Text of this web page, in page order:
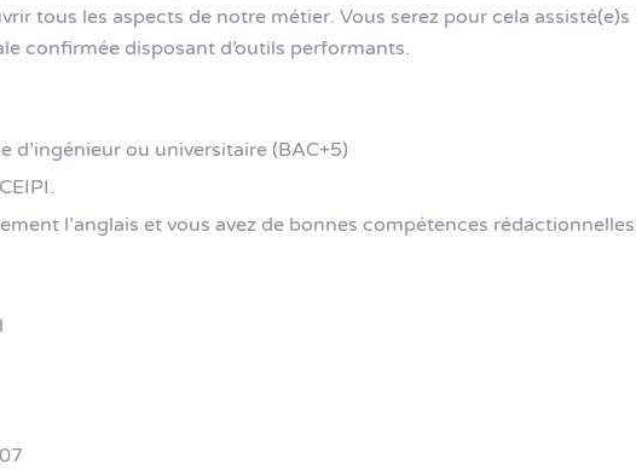
tous les aspects de notre métier. Vous serez pour cela assisté(e)s
confirmée disposant d’outils performants.
d’ingénieur ou universitaire (BAC+5)
l’anglais et vous avez de bonnes compétences rédactionnelles